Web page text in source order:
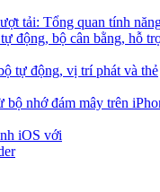
tải: Tổng quan tính
động, bộ cân bằng, hỗ
tự động, vị trí phát và thẻ
bộ nhớ đám mây trên
iOS với